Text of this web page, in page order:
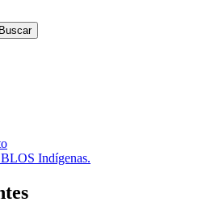
Buscar
Indígenas.